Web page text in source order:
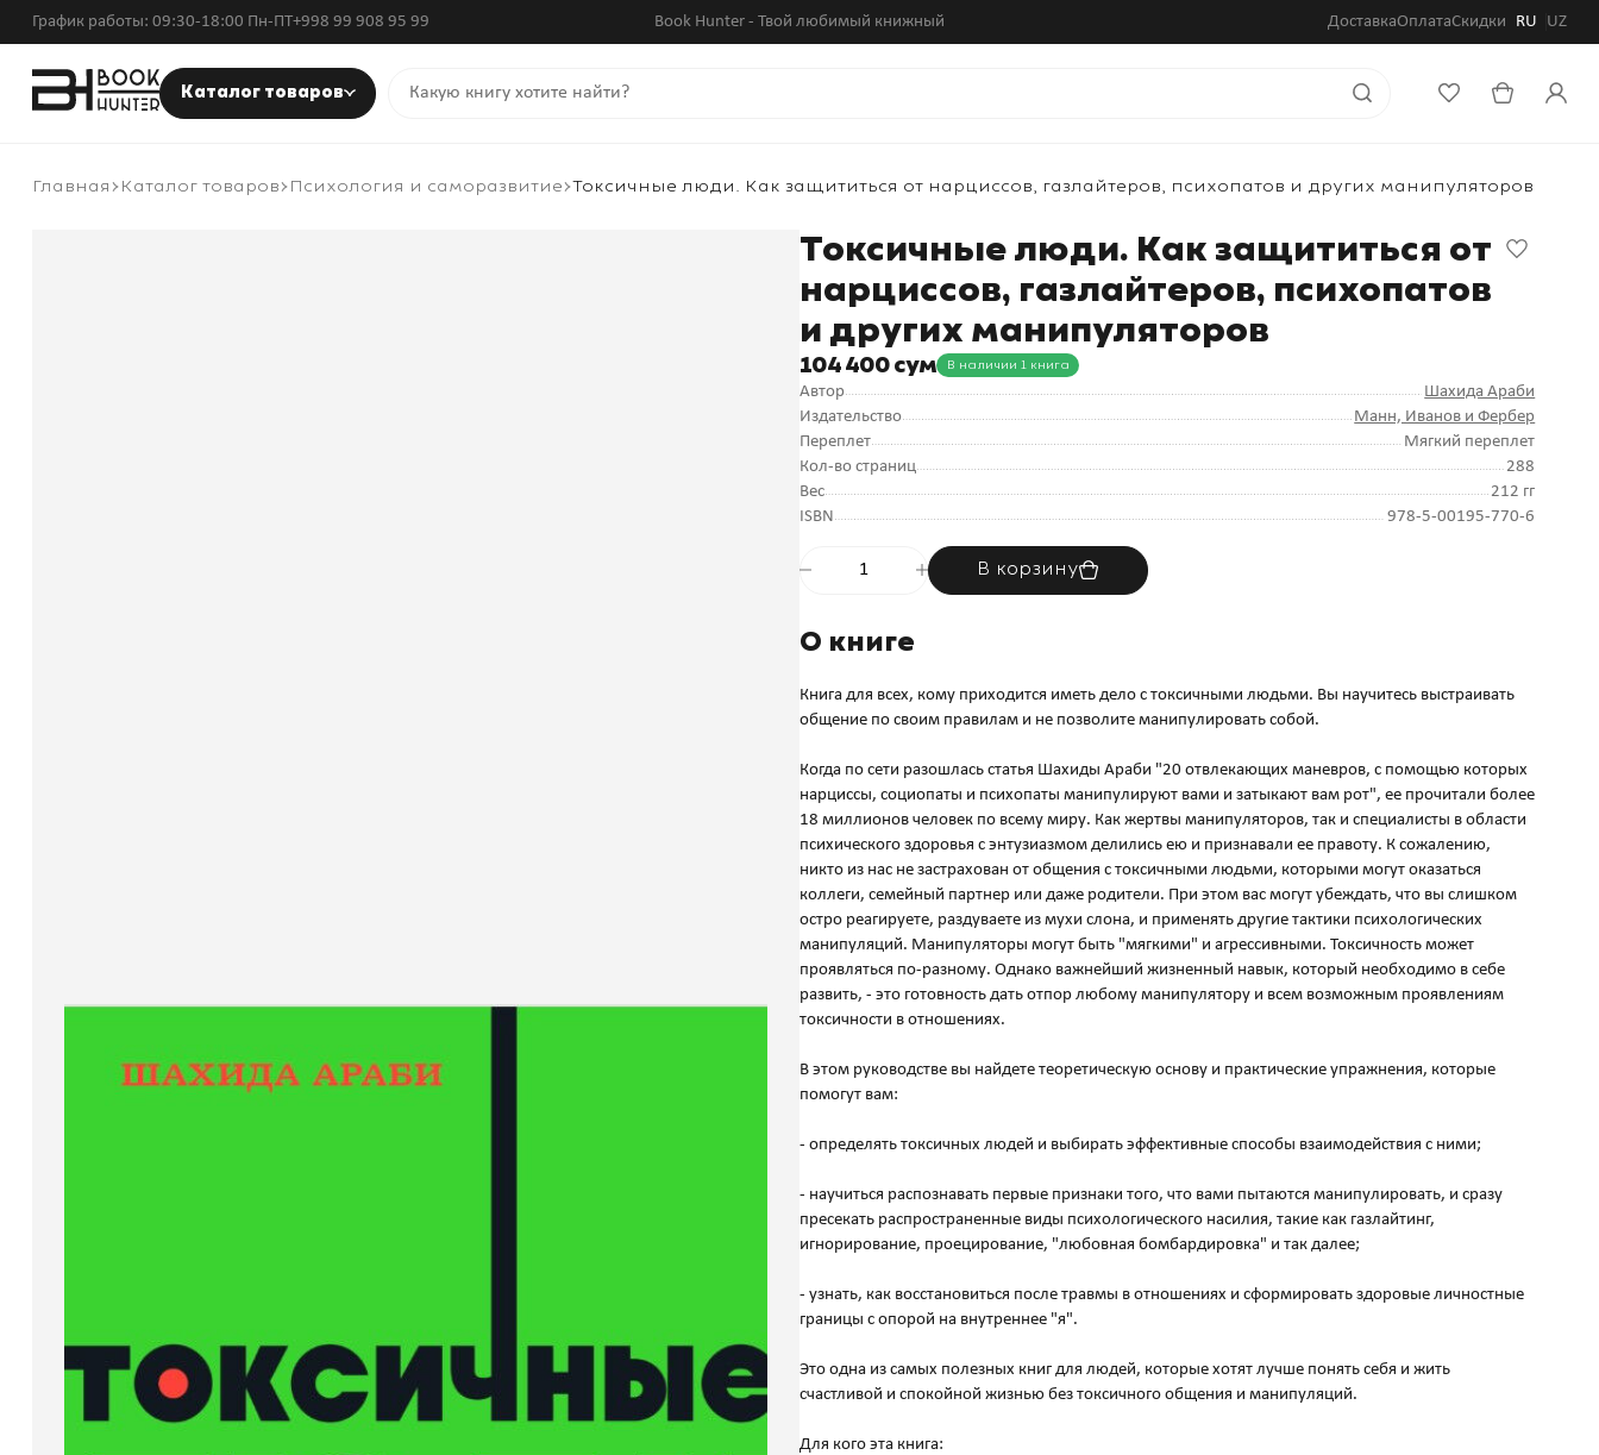
График работы: 09:30-18:00 Пн-ПТ+998 99 908 95 99 Book Hunter - Твой любимый книжный ДоставкаОплатаСкидки RU UZ
Каталог товаров
Главная Каталог товаров Психология и саморазвитие Токсичные люди. Как защититься от нарциссов, газлайтеров, психопатов и других манипуляторов
Токсичные люди. Как защититься от
нарциссов, газлайтеров, психопатов
и других манипуляторов
104 400 сум В наличии 1 книга
Автор
Шахида Араби
Издательство
Манн, Иванов и Фербер
Переплет
Мягкий переплет
Кол-во страниц
288
Вес
212 гг
ISBN
978-5-00195-770-6
В корзину
О книге
Книга для всех, кому приходится иметь дело с токсичными людьми. Вы научитесь выстраивать
общение по своим правилам и не позволите манипулировать собой.
Когда по сети разошлась статья Шахиды Араби "20 отвлекающих маневров, с помощью которых
нарциссы, социопаты и психопаты манипулируют вами и затыкают вам рот", ее прочитали более
18 миллионов человек по всему миру. Как жертвы манипуляторов, так и специалисты в области
психического здоровья с энтузиазмом делились ею и признавали ее правоту. К сожалению,
никто из нас не застрахован от общения с токсичными людьми, которыми могут оказаться
коллеги, семейный партнер или даже родители. При этом вас могут убеждать, что вы слишком
остро реагируете, раздуваете из мухи слона, и применять другие тактики психологических
манипуляций. Манипуляторы могут быть "мягкими" и агрессивными. Токсичность может
проявляться по-разному. Однако важнейший жизненный навык, который необходимо в себе
развить, - это готовность дать отпор любому манипулятору и всем возможным проявлениям
токсичности в отношениях.
В этом руководстве вы найдете теоретическую основу и практические упражнения, которые
помогут вам:
- определять токсичных людей и выбирать эффективные способы взаимодействия с ними;
- научиться распознавать первые признаки того, что вами пытаются манипулировать, и сразу
пресекать распространенные виды психологического насилия, такие как газлайтинг,
игнорирование, проецирование, "любовная бомбардировка" и так далее;
- узнать, как восстановиться после травмы в отношениях и сформировать здоровые личностные
границы с опорой на внутреннее "я".
Это одна из самых полезных книг для людей, которые хотят лучше понять себя и жить
счастливой и спокойной жизнью без токсичного общения и манипуляций.
Для кого эта книга: